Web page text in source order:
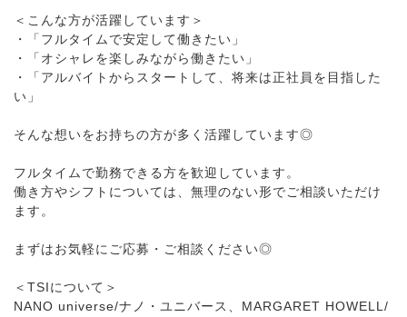
＜こんな方が活躍しています＞
・「フルタイムで安定して働きたい」
・「オシャレを楽しみながら働きたい」
・「アルバイトからスタートして、将来は正社員を目指した
い」
そんな想いをお持ちの方が多く活躍しています◎
フルタイムで勤務できる方を歓迎しています。
働き方やシフトについては、無理のない形でご相談いただけ
ます。
まずはお気軽にご応募・ご相談ください◎
＜TSIについて＞
NANO universe/ナノ・ユニバース、MARGARET HOWELL/